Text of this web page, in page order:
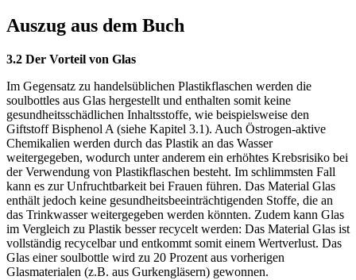
Auszug aus dem Buch
3.2 Der Vorteil von Glas
Im Gegensatz zu handelsüblichen Plastikflaschen werden die
soulbottles aus Glas hergestellt und enthalten somit keine
gesundheitsschädlichen Inhaltsstoffe, wie beispielsweise den
Giftstoff Bisphenol A (siehe Kapitel 3.1). Auch Östrogen-aktive
Chemikalien werden durch das Plastik an das Wasser
weitergegeben, wodurch unter anderem ein erhöhtes Krebsrisiko bei
der Verwendung von Plastikflaschen besteht. Im schlimmsten Fall
kann es zur Unfruchtbarkeit bei Frauen führen. Das Material Glas
enthält jedoch keine gesundheitsbeeinträchtigenden Stoffe, die an
das Trinkwasser weitergegeben werden könnten. Zudem kann Glas
im Vergleich zu Plastik besser recycelt werden: Das Material Glas ist
vollständig recycelbar und entkommt somit einem Wertverlust. Das
Glas einer soulbottle wird zu 20 Prozent aus vorherigen
Glasmaterialen (z.B. aus Gurkengläsern) gewonnen.